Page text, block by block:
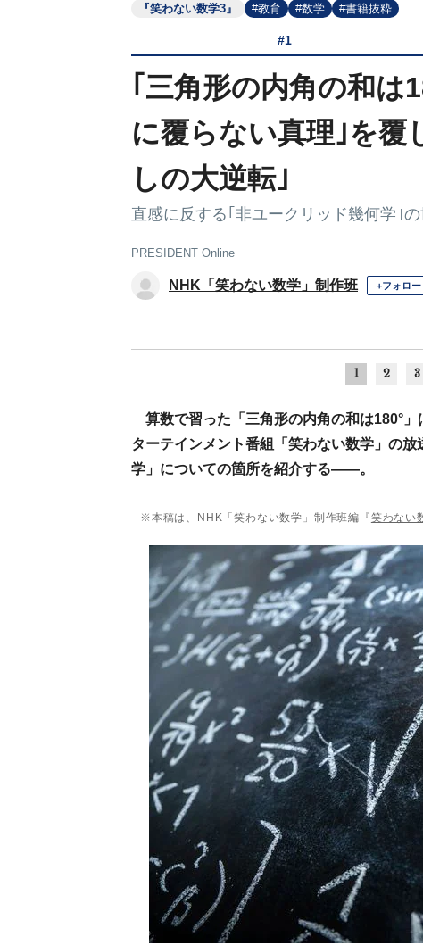
『笑わない数学3』 #教育 #数学 #書籍抜粋
#1
｢三角形の内角の和
に覆らない真理｣を覆
しの大逆転｣
直感に反する｢非ユークリッド幾何学｣
PRESIDENT Online
NHK「笑わない数学」制作班 +フォロー
1 2 3
算数で習った「三角形の内角の和は180°
ターテインメント番組「笑わない数学」の
学」についての箇所を紹介する――。
※本稿は、NHK「笑わない数学」制作班編『笑わない